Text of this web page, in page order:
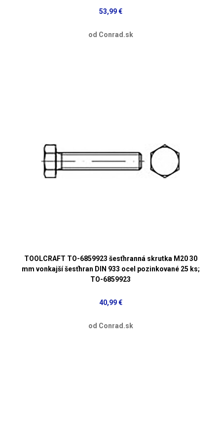
53,99 €
od Conrad.sk
TOOLCRAFT TO-6859923 šesťhranná skrutka M20 30
mm vonkajší šesťhran DIN 933 ocel pozinkované 25 ks;
TO-6859923
40,99 €
od Conrad.sk